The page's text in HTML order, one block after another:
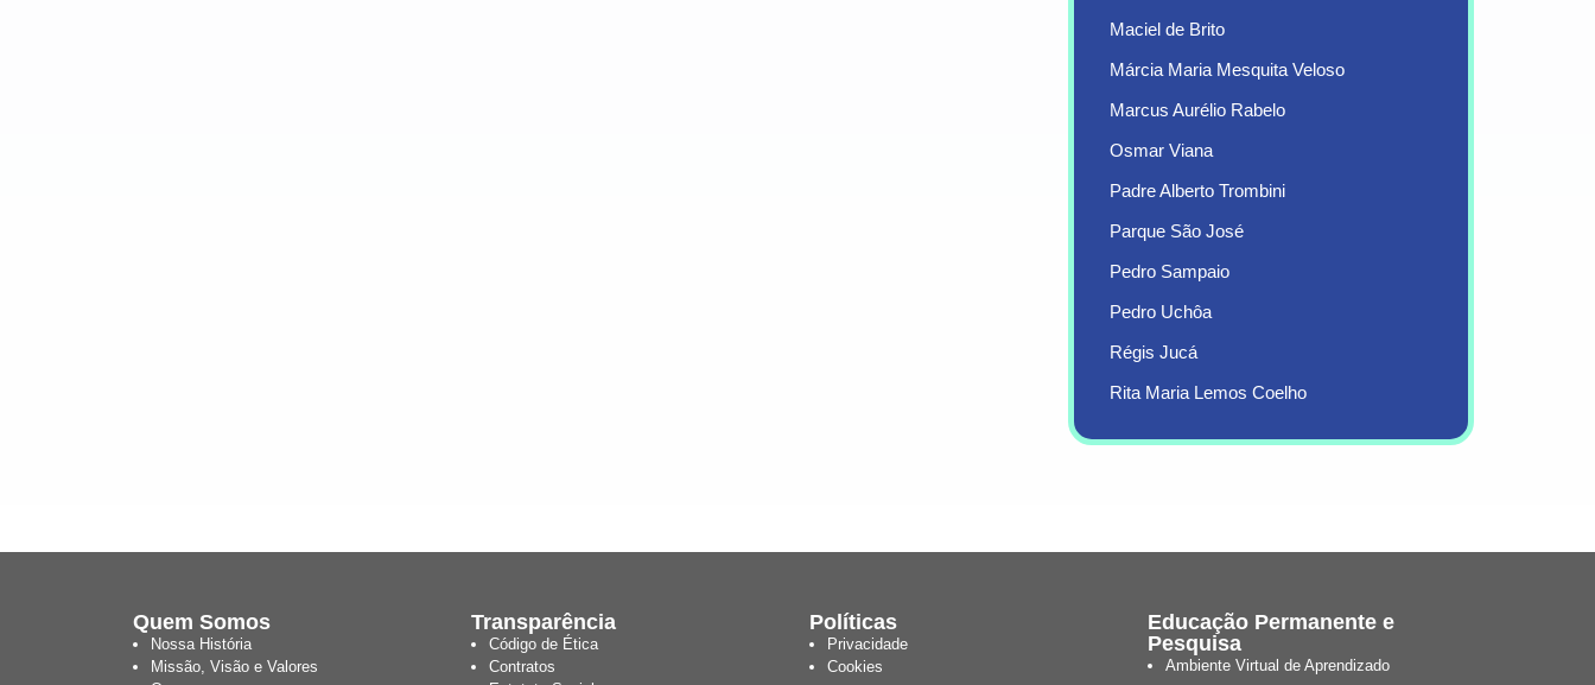
Maciel de Brito
Márcia Maria Mesquita Veloso
Marcus Aurélio Rabelo
Osmar Viana
Padre Alberto Trombini
Parque São José
Pedro Sampaio
Pedro Uchôa
Régis Jucá
Rita Maria Lemos Coelho
Quem Somos
Nossa História
Missão, Visão e Valores
Transparência
Código de Ética
Contratos
Políticas
Privacidade
Cookies
Educação Permanente e
Pesquisa
Ambiente Virtual de Aprendizado